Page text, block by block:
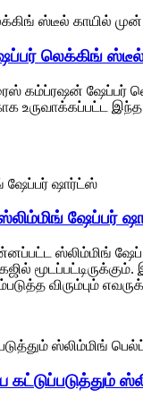
லெக்கிங் ஸ்டீல்
ஷேப்பர்
உருவாக்கப்பட்ட
ஷேப்பர்
ஸ்லிம்மிங் ஷேப்
விரும்பும்